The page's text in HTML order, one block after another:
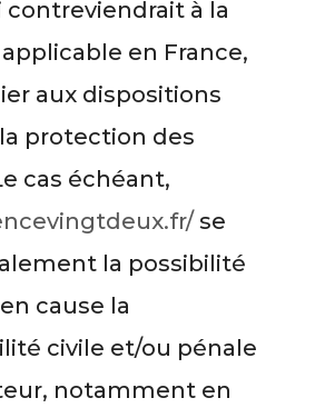
contreviendrait à la
en France,
aux dispositions
protection des
cas échéant,
se
la possibilité
cause la
civile et/ou pénale
notamment en